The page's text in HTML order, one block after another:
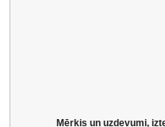
Mērķis un uzdevumi,